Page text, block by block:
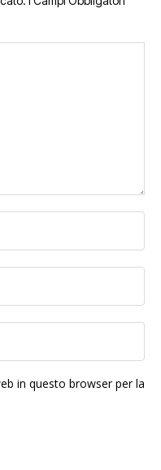
in questo browser per la